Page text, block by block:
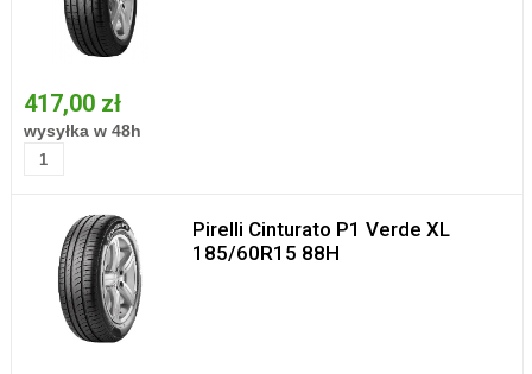
417,00 zł
wysyłka w 48h
Pirelli Cinturato P1 Verde XL
185/60R15 88H